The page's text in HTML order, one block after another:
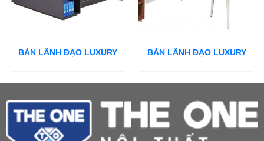
BÀN LÃNH ĐẠO LUXURY BÀN LÃNH ĐẠO LUXURY